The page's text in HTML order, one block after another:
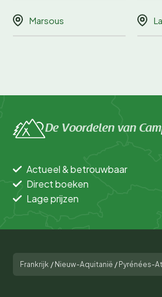
Marsous
De Voordelen van
Actueel & betrouwbaar
Direct boeken
Lage prijzen
Frankrijk / Nieuw-Aquitanië / Pyrénées-